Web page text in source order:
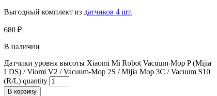
Выгодный комплект из датчиков 4 шт.
680 ₽
В наличии
Датчики уровня высоты Xiaomi Mi Robot Vacuum-Mop P (Mijia
LDS) / Viomi V2 / Vacuum-Mop 2S / Mijia Mop 3C / Vacuum S10
(R/L) quantity
В корзину